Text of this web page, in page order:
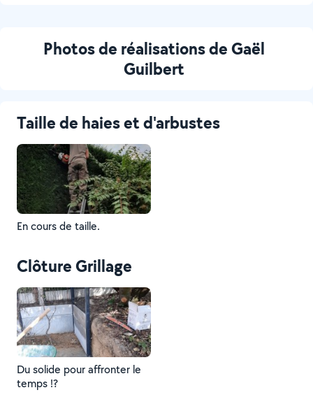
Photos de réalisations de Gaël
Guilbert
Taille de haies et d'arbustes
En cours de taille.
Clôture Grillage
Du solide pour affronter le
temps !?